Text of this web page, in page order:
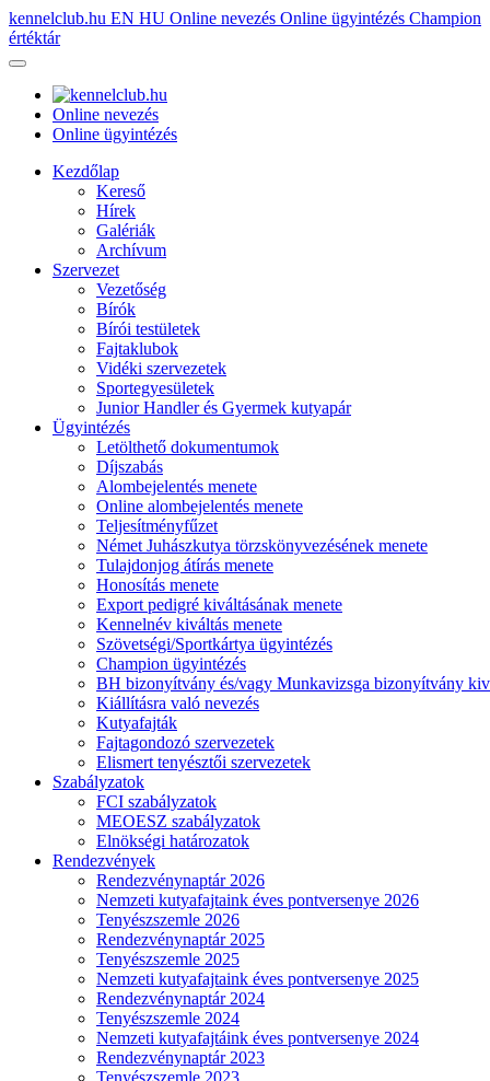
kennelclub.hu EN HU Online nevezés Online ügyintézés Champion
értéktár
Online nevezés
Online ügyintézés
Kezdőlap
Kereső
Hírek
Galériák
Archívum
Szervezet
Vezetőség
Bírók
Bírói testületek
Fajtaklubok
Vidéki szervezetek
Sportegyesületek
Junior Handler és Gyermek kutyapár
Ügyintézés
Letölthető dokumentumok
Díjszabás
Alombejelentés menete
Online alombejelentés menete
Teljesítményfűzet
Német Juhászkutya törzskönyvezésének menete
Tulajdonjog átírás menete
Honosítás menete
Export pedigré kiváltásának menete
Kennelnév kiváltás menete
Szövetségi/Sportkártya ügyintézés
Champion ügyintézés
BH bizonyítvány és/vagy Munkavizsga bizonyítvány
Kiállításra való nevezés
Kutyafajták
Fajtagondozó szervezetek
Elismert tenyésztői szervezetek
Szabályzatok
FCI szabályzatok
MEOESZ szabályzatok
Elnökségi határozatok
Rendezvények
Rendezvénynaptár 2026
Nemzeti kutyafajtaink éves pontversenye 2026
Tenyészszemle 2026
Rendezvénynaptár 2025
Tenyészszemle 2025
Nemzeti kutyafajtaink éves pontversenye 2025
Rendezvénynaptár 2024
Tenyészszemle 2024
Nemzeti kutyafajtáink éves pontversenye 2024
Rendezvénynaptár 2023
Tenyészszemle 2023